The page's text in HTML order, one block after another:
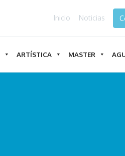
Inicio Noticias
ARTÍSTICA MASTER